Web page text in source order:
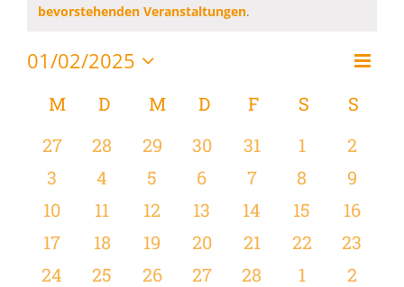
bevorstehenden Veranstaltungen.
Monat
01/02/2025
wählen.
Kalender
von
Veranstaltungen
MMONTAG
D DIENSTAG
MMITTWOCH
D DONNERSTAG
F FREITAG
S SAMSTAG
S
0
Veranstaltungen
27
0
Veranstaltungen
28
0
Veranstaltungen
29
0
Veranstaltungen
30
0
Veranstaltungen
31
0
1
0
2
0
Veranstaltungen
3
0
Veranstaltungen
4
0
Veranstaltungen
5
0
Veranstaltungen
6
0
Veranstaltungen
7
0
8
0
9
0
Veranstaltungen
10
0
Veranstaltungen
11
0
Veranstaltungen
12
0
Veranstaltungen
13
0
Veranstaltungen
14
0
15
0
16
0
Veranstaltungen
17
0
Veranstaltungen
18
0
Veranstaltungen
19
0
Veranstaltungen
20
0
Veranstaltungen
21
0
22
0
23
0
24
0
25
0
26
0
27
0
28
0
1
0
2